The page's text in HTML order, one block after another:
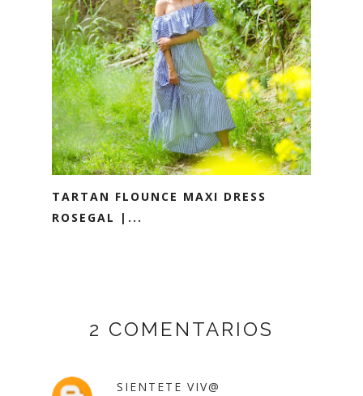
TARTAN FLOUNCE MAXI DRESS
ROSEGAL |...
2 COMENTARIOS
SIENTETE VIV@